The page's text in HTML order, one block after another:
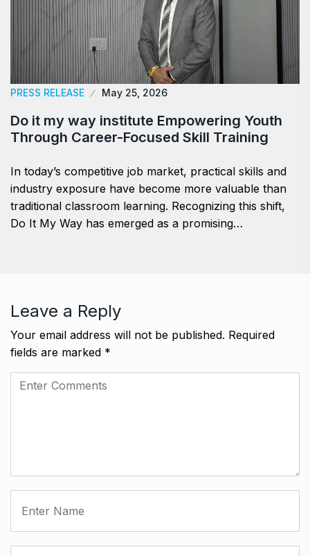
PRESS RELEASE May 25, 2026
Do it my way institute Empowering Youth
Through Career-Focused Skill Training
In today’s competitive job market, practical skills and
industry exposure have become more valuable than
traditional classroom learning. Recognizing this shift,
Do It My Way has emerged as a promising…
Leave a Reply
Your email address will not be published. Required
fields are marked *